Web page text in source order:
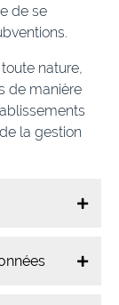
de se
nature,
de manière
la gestion